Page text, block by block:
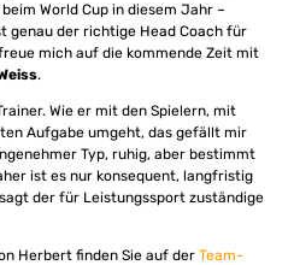
World Cup in diesem Jahr –
genau der richtige Head Coach für
mich auf die kommende Zeit mit
.
Wie er mit den Spielern, mit
Aufgabe umgeht, das gefällt mir
Typ, ruhig, aber bestimmt
ist es nur konsequent, langfristig
der für Leistungssport zuständige
Herbert finden Sie auf der Team-